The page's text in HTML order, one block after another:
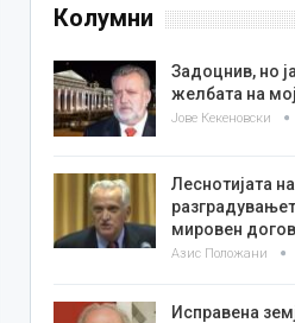
Колумни
Задоцнив, но
желбата на
Јове Кекеновски
Леснотијата на
мировен
Азис Положани
Исправена